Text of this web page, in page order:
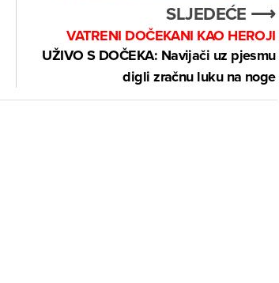
SLJEDEĆE ⟶
VATRENI DOČEKANI KAO HEROJI
UŽIVO S DOČEKA: Navijači uz pjesmu
digli zračnu luku na noge